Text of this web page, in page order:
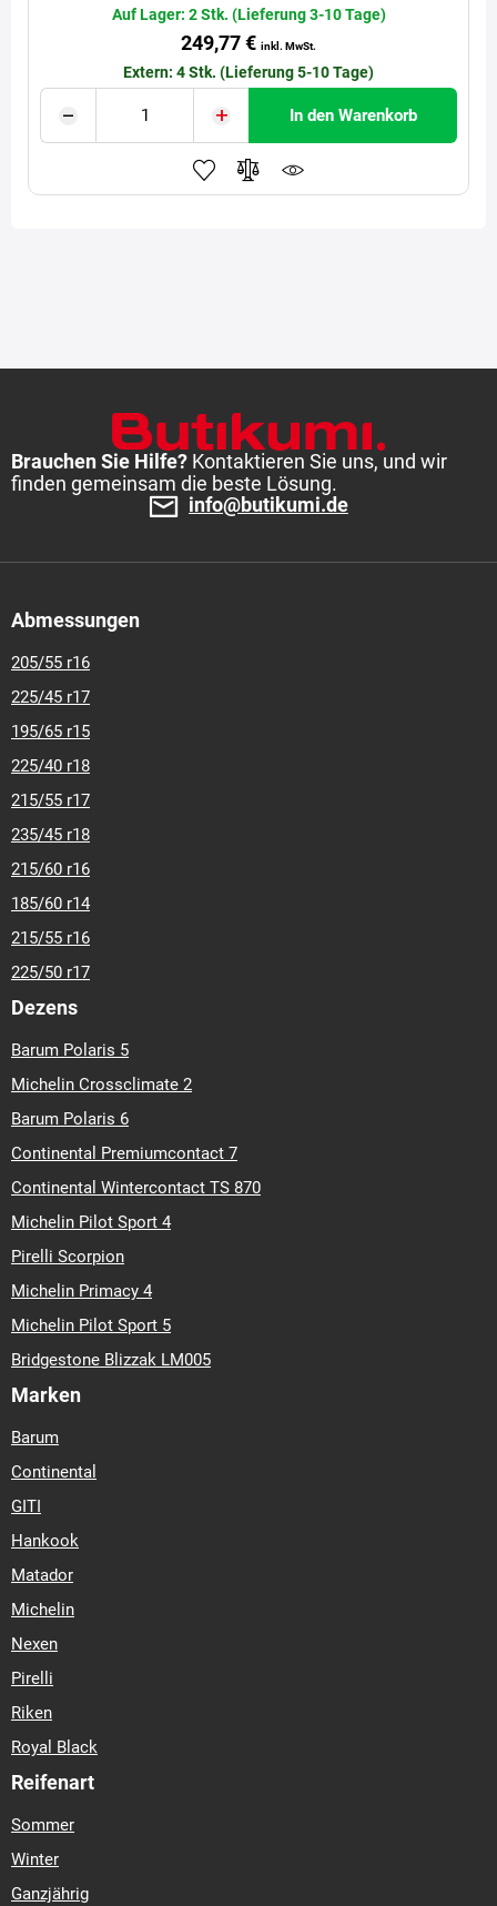
Auf Lager: 2 Stk. (Lieferung 3-10 Tage)
249,77 € inkl. MwSt.
Extern: 4 Stk. (Lieferung 5-10 Tage)
In den Warenkorb
Brauchen Sie Hilfe? Kontaktieren Sie uns, und wir
finden gemeinsam die beste Lösung.
info@butikumi.de
Abmessungen
205/55 r16
225/45 r17
195/65 r15
225/40 r18
215/55 r17
235/45 r18
215/60 r16
185/60 r14
215/55 r16
225/50 r17
Dezens
Barum Polaris 5
Michelin Crossclimate 2
Barum Polaris 6
Continental Premiumcontact 7
Continental Wintercontact TS 870
Michelin Pilot Sport 4
Pirelli Scorpion
Michelin Primacy 4
Michelin Pilot Sport 5
Bridgestone Blizzak LM005
Marken
Barum
Continental
GITI
Hankook
Matador
Michelin
Nexen
Pirelli
Riken
Royal Black
Reifenart
Sommer
Winter
Ganzjährig